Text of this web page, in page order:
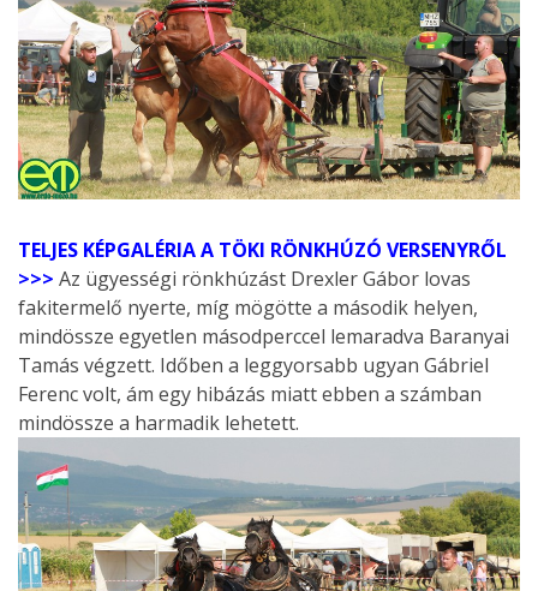
TELJES KÉPGALÉRIA A TÖKI RÖNKHÚZÓ VERSENYRŐL
>>> Az ügyességi rönkhúzást Drexler Gábor lovas
fakitermelő nyerte, míg mögötte a második helyen,
mindössze egyetlen másodperccel lemaradva Baranyai
Tamás végzett. Időben a leggyorsabb ugyan Gábriel
Ferenc volt, ám egy hibázás miatt ebben a számban
mindössze a harmadik lehetett.